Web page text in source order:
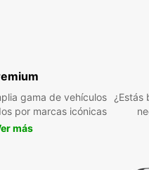
gama de vehículos
por marcas icónicas
más
¿Estás